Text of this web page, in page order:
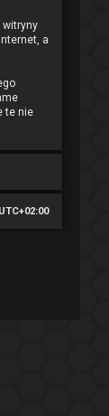
witryny
a
te nie
UTC+02:00